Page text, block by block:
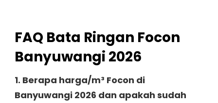
FAQ Bata Ringan Focon
Banyuwangi 2026
1. Berapa harga/m³ Focon di
Banyuwangi 2026 dan apakah sudah